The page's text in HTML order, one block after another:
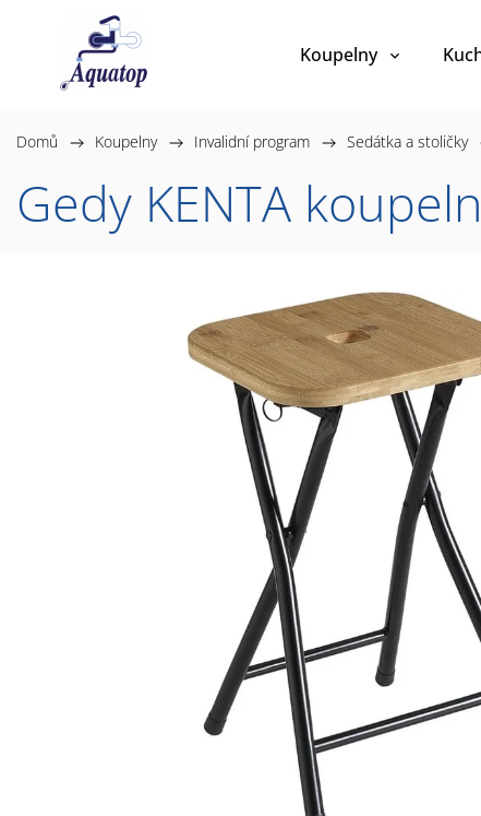
Koupelny
Domů / Koupelny / Invalidní program / Sedátka a stoličky
Gedy KENTA